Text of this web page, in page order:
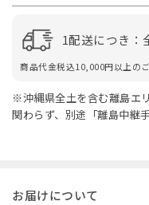
1配送につき：
商品代金税込10,000円以上の
※沖縄県全土を含む離島エ
関わらず、別途「離島中継
お届けについて